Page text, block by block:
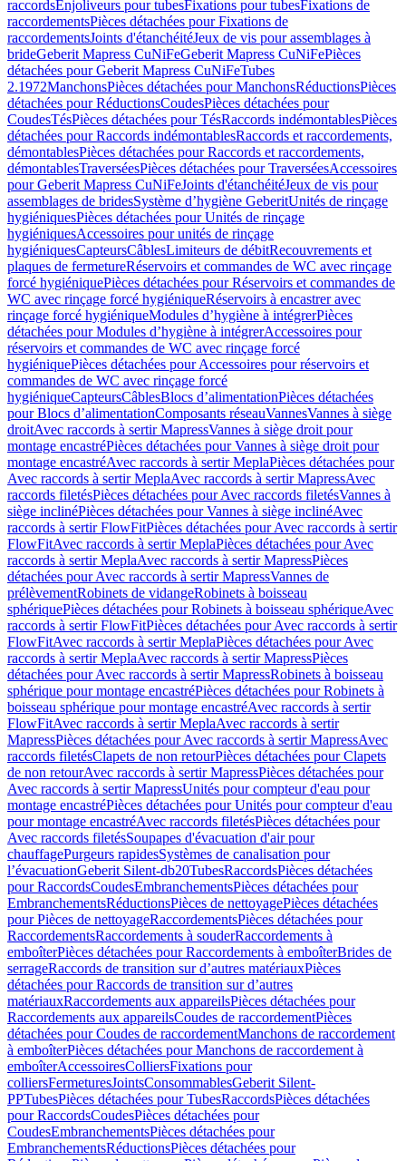
raccordsEnjoliveurs pour tubesFixations pour tubesFixations de
raccordementsPièces détachées pour Fixations de
raccordementsJoints d'étanchéitéJeux de vis pour assemblages à
brideGeberit Mapress CuNiFeGeberit Mapress CuNiFePièces
détachées pour Geberit Mapress CuNiFeTubes
2.1972ManchonsPièces détachées pour ManchonsRéductionsPièces
détachées pour RéductionsCoudesPièces détachées pour
CoudesTésPièces détachées pour TésRaccords indémontablesPièces
détachées pour Raccords indémontablesRaccords et raccordements,
démontablesPièces détachées pour Raccords et raccordements,
démontablesTraverséesPièces détachées pour TraverséesAccessoires
pour Geberit Mapress CuNiFeJoints d'étanchéitéJeux de vis pour
assemblages de bridesSystème d’hygiène GeberitUnités de rinçage
hygiéniquesPièces détachées pour Unités de rinçage
hygiéniquesAccessoires pour unités de rinçage
hygiéniquesCapteursCâblesLimiteurs de débitRecouvrements et
plaques de fermetureRéservoirs et commandes de WC avec rinçage
forcé hygiéniquePièces détachées pour Réservoirs et commandes de
WC avec rinçage forcé hygiéniqueRéservoirs à encastrer avec
rinçage forcé hygiéniqueModules d’hygiène à intégrerPièces
détachées pour Modules d’hygiène à intégrerAccessoires pour
réservoirs et commandes de WC avec rinçage forcé
hygiéniquePièces détachées pour Accessoires pour réservoirs et
commandes de WC avec rinçage forcé
hygiéniqueCapteursCâblesBlocs d’alimentationPièces détachées
pour Blocs d’alimentationComposants réseauVannesVannes à siège
droitAvec raccords à sertir MapressVannes à siège droit pour
montage encastréPièces détachées pour Vannes à siège droit pour
montage encastréAvec raccords à sertir MeplaPièces détachées pour
Avec raccords à sertir MeplaAvec raccords à sertir MapressAvec
raccords filetésPièces détachées pour Avec raccords filetésVannes à
siège inclinéPièces détachées pour Vannes à siège inclinéAvec
raccords à sertir FlowFitPièces détachées pour Avec raccords à sertir
FlowFitAvec raccords à sertir MeplaPièces détachées pour Avec
raccords à sertir MeplaAvec raccords à sertir MapressPièces
détachées pour Avec raccords à sertir MapressVannes de
prélèvementRobinets de vidangeRobinets à boisseau
sphériquePièces détachées pour Robinets à boisseau sphériqueAvec
raccords à sertir FlowFitPièces détachées pour Avec raccords à sertir
FlowFitAvec raccords à sertir MeplaPièces détachées pour Avec
raccords à sertir MeplaAvec raccords à sertir MapressPièces
détachées pour Avec raccords à sertir MapressRobinets à boisseau
sphérique pour montage encastréPièces détachées pour Robinets à
boisseau sphérique pour montage encastréAvec raccords à sertir
FlowFitAvec raccords à sertir MeplaAvec raccords à sertir
MapressPièces détachées pour Avec raccords à sertir MapressAvec
raccords filetésClapets de non retourPièces détachées pour Clapets
de non retourAvec raccords à sertir MapressPièces détachées pour
Avec raccords à sertir MapressUnités pour compteur d'eau pour
montage encastréPièces détachées pour Unités pour compteur d'eau
pour montage encastréAvec raccords filetésPièces détachées pour
Avec raccords filetésSoupapes d'évacuation d'air pour
chauffagePurgeurs rapidesSystèmes de canalisation pour
l’évacuationGeberit Silent-db20TubesRaccordsPièces détachées
pour RaccordsCoudesEmbranchementsPièces détachées pour
EmbranchementsRéductionsPièces de nettoyagePièces détachées
pour Pièces de nettoyageRaccordementsPièces détachées pour
RaccordementsRaccordements à souderRaccordements à
emboîterPièces détachées pour Raccordements à emboîterBrides de
serrageRaccords de transition sur d’autres matériauxPièces
détachées pour Raccords de transition sur d’autres
matériauxRaccordements aux appareilsPièces détachées pour
Raccordements aux appareilsCoudes de raccordementPièces
détachées pour Coudes de raccordementManchons de raccordement
à emboîterPièces détachées pour Manchons de raccordement à
emboîterAccessoiresColliersFixations pour
colliersFermeturesJointsConsommablesGeberit Silent-
PPTubesPièces détachées pour TubesRaccordsPièces détachées
pour RaccordsCoudesPièces détachées pour
CoudesEmbranchementsPièces détachées pour
EmbranchementsRéductionsPièces détachées pour